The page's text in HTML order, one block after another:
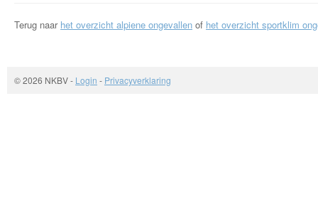
Terug naar het overzicht alpiene ongevallen of het overzicht sportklim
© 2026 NKBV- Login - Privacyverklaring